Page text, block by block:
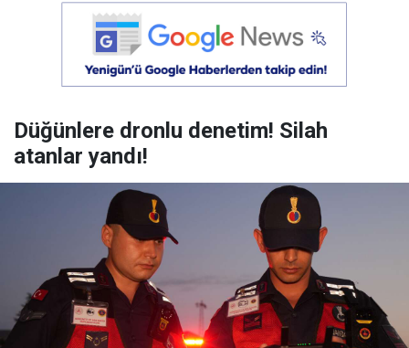
Düğünlere dronlu denetim! Silah
atanlar yandı!